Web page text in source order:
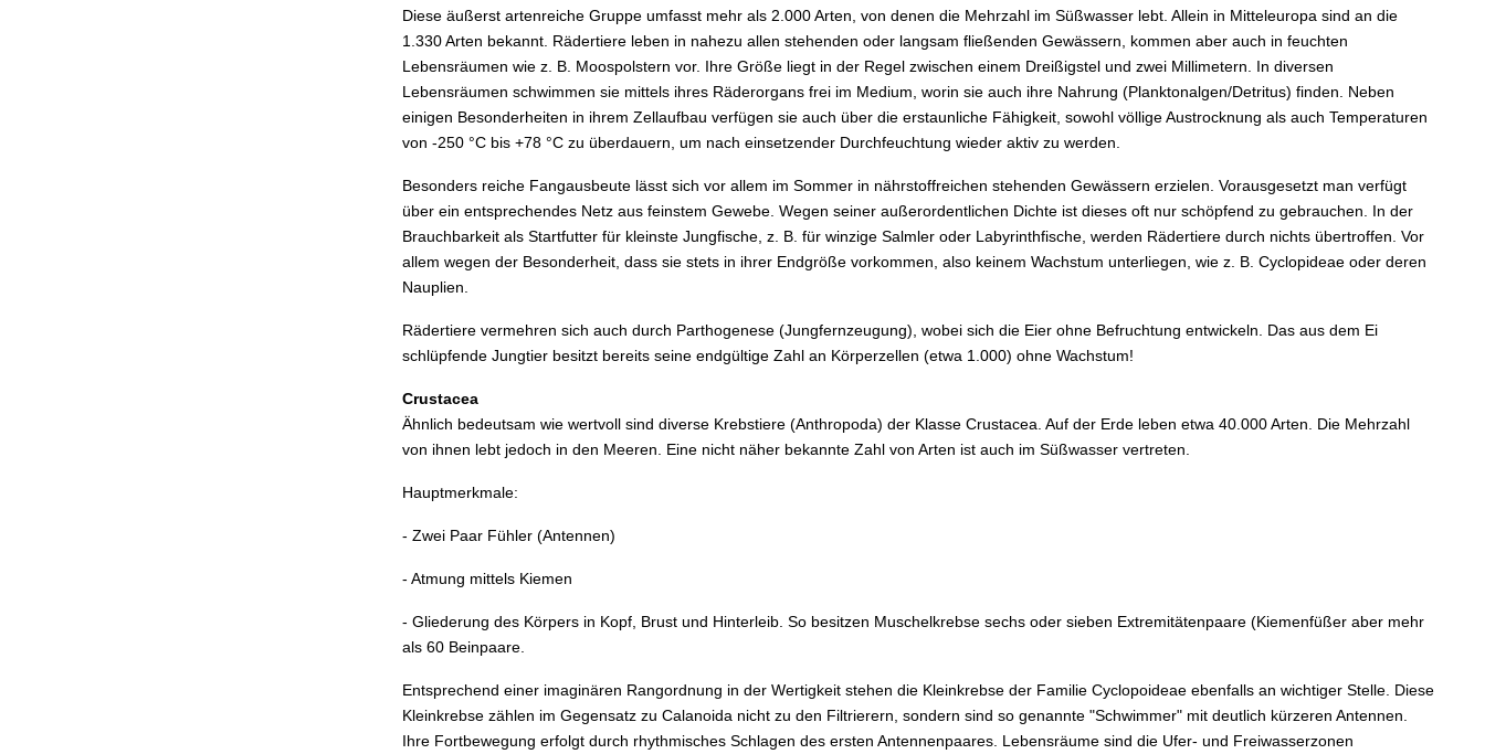
Diese äußerst artenreiche Gruppe umfasst mehr als 2.000 Arten, von denen die Mehrzahl im Süßwasser lebt. Allein in Mitteleuropa sind an die
1.330 Arten bekannt. Rädertiere leben in nahezu allen stehenden oder langsam fließenden Gewässern, kommen aber auch in feuchten
Lebensräumen wie z. B. Moospolstern vor. Ihre Größe liegt in der Regel zwischen einem Dreißigstel und zwei Millimetern. In diversen
Lebensräumen schwimmen sie mittels ihres Räderorgans frei im Medium, worin sie auch ihre Nahrung (Planktonalgen/Detritus) finden. Neben
einigen Besonderheiten in ihrem Zellaufbau verfügen sie auch über die erstaunliche Fähigkeit, sowohl völlige Austrocknung als auch Temperaturen
von -250 °C bis +78 °C zu überdauern, um nach einsetzender Durchfeuchtung wieder aktiv zu werden.
Besonders reiche Fangausbeute lässt sich vor allem im Sommer in nährstoffreichen stehenden Gewässern erzielen. Vorausgesetzt man verfügt
über ein entsprechendes Netz aus feinstem Gewebe. Wegen seiner außerordentlichen Dichte ist dieses oft nur schöpfend zu gebrauchen. In der
Brauchbarkeit als Startfutter für kleinste Jungfische, z. B. für winzige Salmler oder Labyrinthfische, werden Rädertiere durch nichts übertroffen. Vor
allem wegen der Besonderheit, dass sie stets in ihrer Endgröße vorkommen, also keinem Wachstum unterliegen, wie z. B. Cyclopideae oder deren
Nauplien.
Rädertiere vermehren sich auch durch Parthogenese (Jungfernzeugung), wobei sich die Eier ohne Befruchtung entwickeln. Das aus dem Ei
schlüpfende Jungtier besitzt bereits seine endgültige Zahl an Körperzellen (etwa 1.000) ohne Wachstum!
Crustacea
Ähnlich bedeutsam wie wertvoll sind diverse Krebstiere (Anthropoda) der Klasse Crustacea. Auf der Erde leben etwa 40.000 Arten. Die Mehrzahl
von ihnen lebt jedoch in den Meeren. Eine nicht näher bekannte Zahl von Arten ist auch im Süßwasser vertreten.
Hauptmerkmale:
- Zwei Paar Fühler (Antennen)
- Atmung mittels Kiemen
- Gliederung des Körpers in Kopf, Brust und Hinterleib. So besitzen Muschelkrebse sechs oder sieben Extremitätenpaare (Kiemenfüßer aber mehr
als 60 Beinpaare.
Entsprechend einer imaginären Rangordnung in der Wertigkeit stehen die Kleinkrebse der Familie Cyclopoideae ebenfalls an wichtiger Stelle. Diese
Kleinkrebse zählen im Gegensatz zu Calanoida nicht zu den Filtrierern, sondern sind so genannte "Schwimmer" mit deutlich kürzeren Antennen.
Ihre Fortbewegung erfolgt durch rhythmisches Schlagen des ersten Antennenpaares. Lebensräume sind die Ufer- und Freiwasserzonen